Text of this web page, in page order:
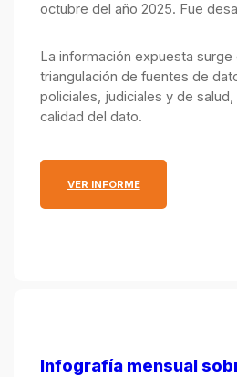
octubre del año 2025. Fue
integrado por el Ministerio
el Ministerio de Justicia y
La información expuesta
triangulación de fuentes de
policiales, judiciales y de
calidad del dato.
VER INFORME: INFOGRAFÍA
Infografía mensual